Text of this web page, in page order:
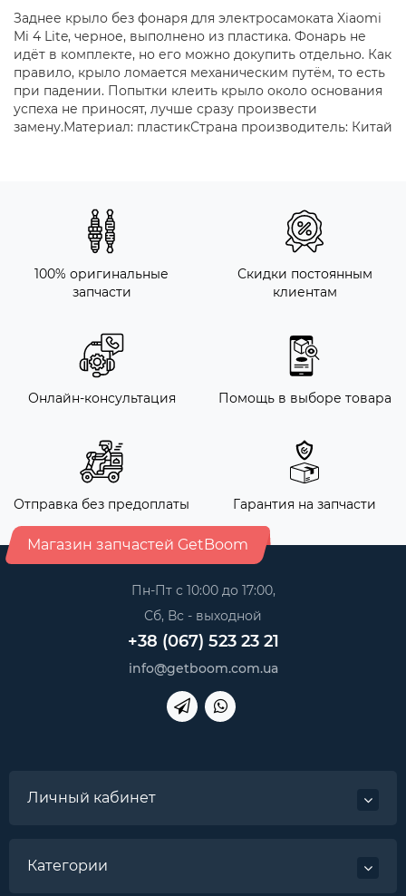
Заднее крыло без фонаря для электросамоката Xiaomi
Mi 4 Lite, черное, выполнено из пластика. Фонарь не
идёт в комплекте, но его можно докупить отдельно. Как
правило, крыло ломается механическим путём, то есть
при падении. Попытки клеить крыло около основания
успеха не приносят, лучше сразу произвести
замену.Материал: пластикСтрана производитель: Китай
100% оригинальные
запчасти
Скидки постоянным
клиентам
Онлайн-консультация Помощь в выборе товара
Отправка без предоплаты Гарантия на запчасти
Магазин запчастей GetBoom
Пн-Пт с 10:00 до 17:00,
Сб, Вс - выходной
+38 (067) 523 23 21
info@getboom.com.ua
Личный кабинет
Категории